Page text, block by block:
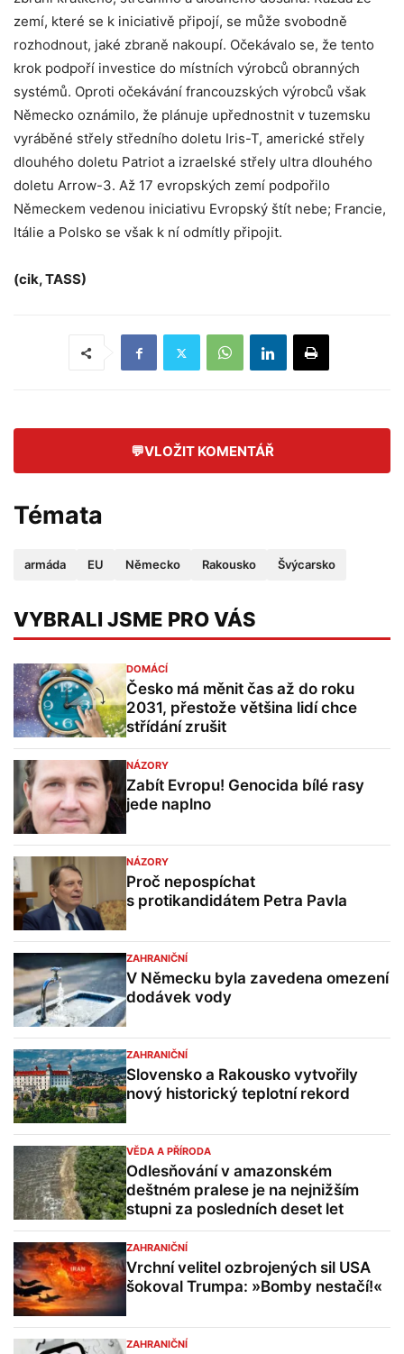
zemí, které se k iniciativě připojí, se může svobodně
rozhodnout, jaké zbraně nakoupí. Očekávalo se, že tento
krok podpoří investice do místních výrobců obranných
systémů. Oproti očekávání francouzských výrobců však
Německo oznámilo, že plánuje upřednostnit v tuzemsku
vyráběné střely středního doletu Iris-T, americké střely
dlouhého doletu Patriot a izraelské střely ultra dlouhého
doletu Arrow-3. Až 17 evropských zemí podpořilo
Německem vedenou iniciativu Evropský štít nebe; Francie,
Itálie a Polsko se však k ní odmítly připojit.
(cik, TASS)
💬VLOŽIT KOMENTÁŘ
Témata
armáda EU Německo Rakousko Švýcarsko
VYBRALI JSME PRO VÁS
DOMÁCÍ
Česko má měnit čas až do roku
2031, přestože většina lidí chce
střídání zrušit
NÁZORY
Zabít Evropu! Genocida bílé rasy
jede naplno
NÁZORY
Proč nepospíchat
s protikandidátem Petra Pavla
ZAHRANIČNÍ
V Německu byla zavedena omezení
dodávek vody
ZAHRANIČNÍ
Slovensko a Rakousko vytvořily
nový historický teplotní rekord
VĚDA A PŘÍRODA
Odlesňování v amazonském
deštném pralese je na nejnižším
stupni za posledních deset let
ZAHRANIČNÍ
Vrchní velitel ozbrojených sil USA
šokoval Trumpa: »Bomby nestačí!«
ZAHRANIČNÍ